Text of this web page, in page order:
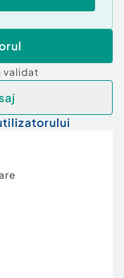
validat